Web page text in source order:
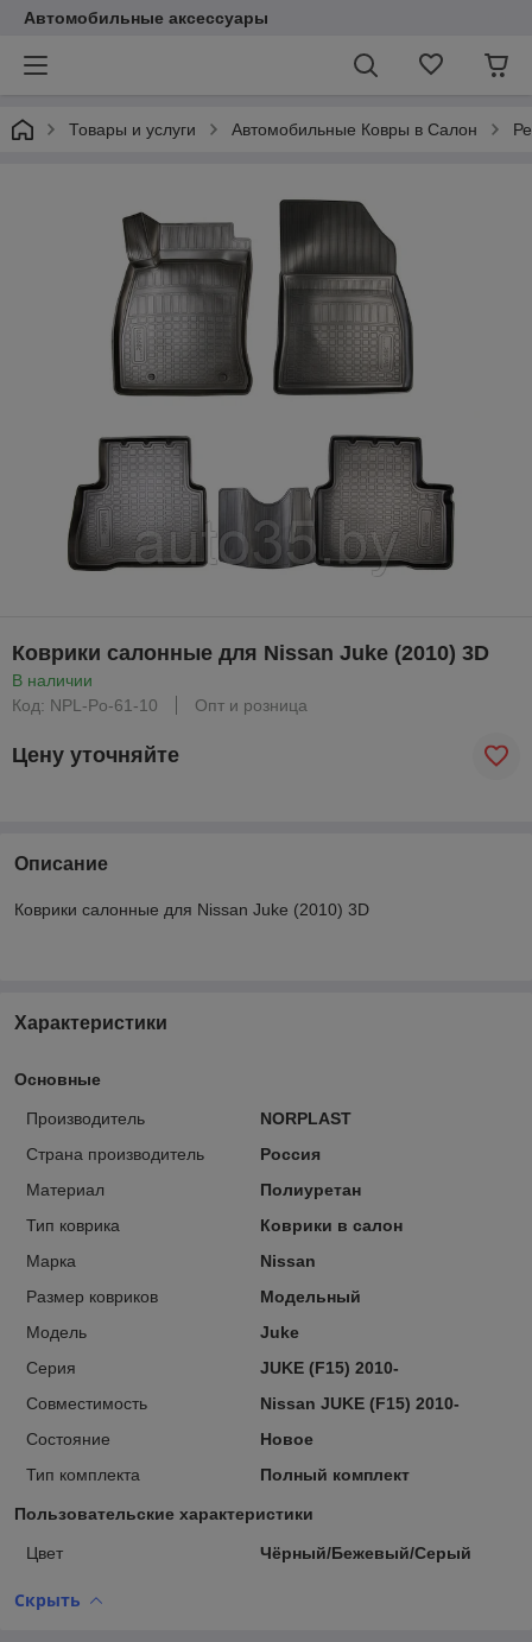
Автомобильные аксессуары
Товары и услуги Автомобильные Ковры в Салон
Коврики салонные для Nissan Juke (2010) 3D
В наличии
Код: NPL-Po-61-10
Опт и розница
Цену уточняйте
Описание
Коврики салонные для Nissan Juke (2010) 3D
Характеристики
Основные
Производитель
NORPLAST
Страна производитель
Россия
Материал
Полиуретан
Тип коврика
Коврики в салон
Марка
Nissan
Размер ковриков
Модельный
Модель
Juke
Серия
JUKE (F15) 2010-
Совместимость
Nissan JUKE (F15) 2010-
Состояние
Новое
Тип комплекта
Полный комплект
Пользовательские характеристики
Цвет Чёрный/Бежевый/Серый
Скрыть